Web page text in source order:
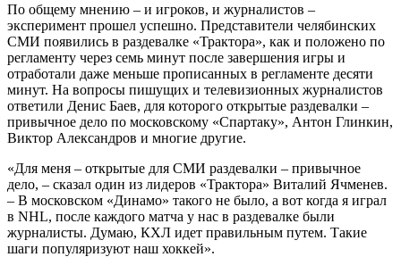
По общему мнению – и игроков, и журналистов –
эксперимент прошел успешно. Представители челябинских
СМИ появились в раздевалке «Трактора», как и положено по
регламенту через семь минут после завершения игры и
отработали даже меньше прописанных в регламенте десяти
минут. На вопросы пишущих и телевизионных журналистов
ответили Денис Баев, для которого открытые раздевалки –
привычное дело по московскому «Спартаку», Антон Глинкин,
Виктор Александров и многие другие.
«Для меня – открытые для СМИ раздевалки – привычное
дело, – сказал один из лидеров «Трактора» Виталий Ячменев.
– В московском «Динамо» такого не было, а вот когда я играл
в NHL, после каждого матча у нас в раздевалке были
журналисты. Думаю, КХЛ идет правильным путем. Такие
шаги популяризуют наш хоккей».